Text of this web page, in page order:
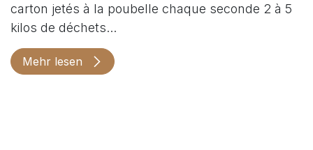
carton jetés à la poubelle chaque seconde 2 à 5
kilos de déchets...
Mehr lesen